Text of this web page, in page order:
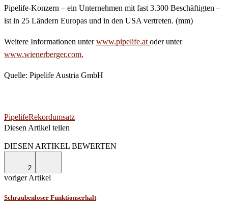
Pipelife-Konzern – ein Unternehmen mit fast 3.300 Beschäftigten –
ist in 25 Ländern Europas und in den USA vertreten. (mm)
Weitere Informationen unterwww.pipelife.at oder unter
www.wienerberger.com.
Quelle: Pipelife Austria GmbH
PipelifeRekordumsatz
Diesen Artikel teilen
DIESEN ARTIKEL BEWERTEN
2
voriger Artikel
Schraubenloser Funktionserhalt